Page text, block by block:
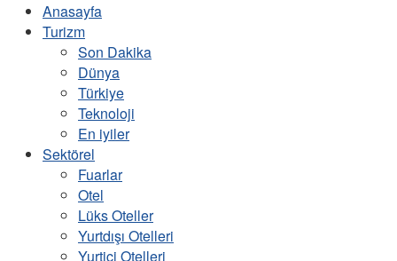
Anasayfa
Turizm
Son Dakika
Dünya
Türkiye
Teknoloji
En iyiler
Sektörel
Fuarlar
Otel
Lüks Oteller
Yurtdışı Otelleri
Yurtiçi Otelleri